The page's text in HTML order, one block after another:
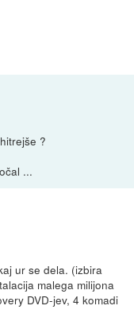
?
...
ur se dela. (izbira
malega milijona
DVD-jev, 4 komadi